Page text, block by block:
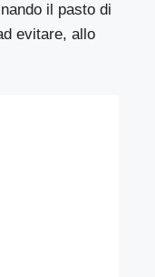
il pasto di
evitare, allo